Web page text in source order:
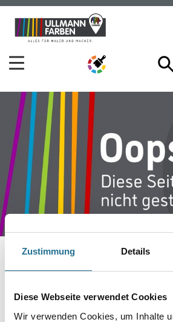
Zustimmung Details
Diese Webseite verwendet Cookies
Wir verwenden Cookies, um Inhalte
Zum
Inhalt
Zum
Navigationsmenü
IST